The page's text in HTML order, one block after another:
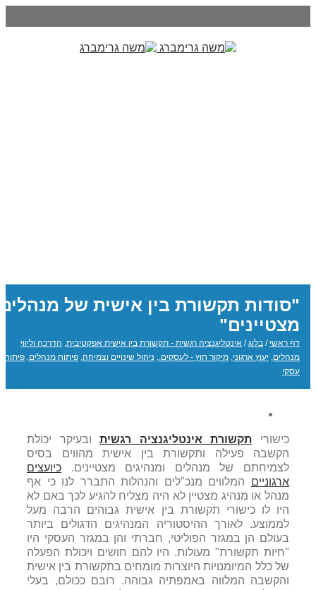
"סודות תקשורת בין אישית של מנהלים
מצטיינים"
דף ראשי / בלוג / אינטליגנציה רגשית - תקשורת בין אישית אפקטיבית, הדרכה וליווי
מנהלים, יעוץ ארגוני, מיקור חוץ - לעסקים., ניהול שינויים וצמיחה, פיתוח מנהלים, פיתוח
עסקי
כישורי תקשורת אינטליגנציה רגשיתובעיקר יכולת
הקשבה פעילה ותקשורת בין אישית מהווים בסיס
לצמיחתם של מנהלים ומנהיגים מצטיינים. כיועצים
ארגוניים המלווים מנכ"לים והנהלות התברר לנו כי אף
מנהל או מנהיג מצטיין לא היה מצליח להגיע לכך באם לא
היו לו כישורי תקשורת בין אישית גבוהים הרבה מעל
לממוצע. לאורך ההיסטוריה המנהיגים הדגולים ביותר
בעולם הן במגזר הפוליטי, חברתי והן במגזר העסקי היו
"חיות תקשורת" מעולות. היו להם חושים ויכולת הפעלה
של כלל המיומנויות היוצרות מומחים בתקשורת בין אישית
והקשבה המלווה באמפתיה גבוהה. רובם ככולם, בעלי